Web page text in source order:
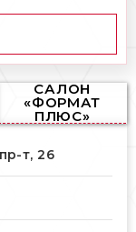
САЛОН
«ФОРМАТ
ПЛЮС»
т, 26